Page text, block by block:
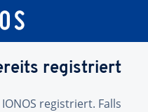
registriert
registriert. Falls